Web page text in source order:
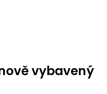
vybavený